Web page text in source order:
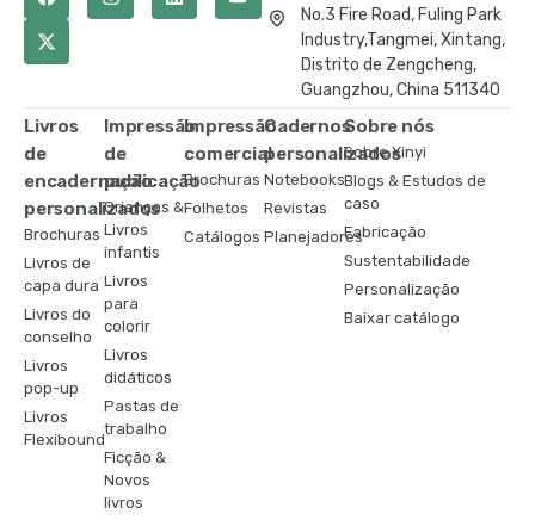
No.3 Fire Road, Fuling Park
Industry,Tangmei, Xintang,
Distrito de Zengcheng,
Guangzhou, China 511340
Livros
de
encadernação
personalizados
Brochuras
Livros de
capa dura
Livros do
conselho
Livros
pop-up
Livros
Flexibound
Impressão
de
publicação
Crianças &
Livros
infantis
Livros
para
colorir
Livros
didáticos
Pastas de
trabalho
Ficção &
Novos
livros
Impressão
comercial
Brochuras
Folhetos
Catálogos
Cadernos
personalizados
Notebooks
Revistas
Planejadores
Sobre nós
Sobre Xinyi
Blogs & Estudos de
caso
Fabricação
Sustentabilidade
Personalização
Baixar catálogo